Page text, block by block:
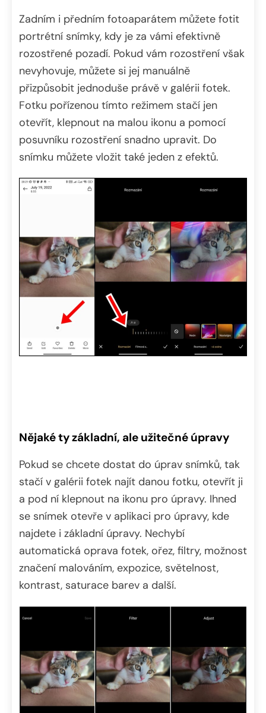
Zadním i předním fotoaparátem můžete fotit
portrétní snímky, kdy je za vámi efektivně
rozostřené pozadí. Pokud vám rozostření však
nevyhovuje, můžete si jej manuálně
přizpůsobit jednoduše právě v galérii fotek.
Fotku pořízenou tímto režimem stačí jen
otevřít, klepnout na malou ikonu a pomocí
posuvníku rozostření snadno upravit. Do
snímku můžete vložit také jeden z efektů.
Nějaké ty základní, ale užitečné úpravy
Pokud se chcete dostat do úprav snímků, tak
stačí v galérii fotek najít danou fotku, otevřít ji
a pod ní klepnout na ikonu pro úpravy. Ihned
se snímek otevře v aplikaci pro úpravy, kde
najdete i základní úpravy. Nechybí
automatická oprava fotek, ořez, filtry, možnost
značení malováním, expozice, světelnost,
kontrast, saturace barev a další.